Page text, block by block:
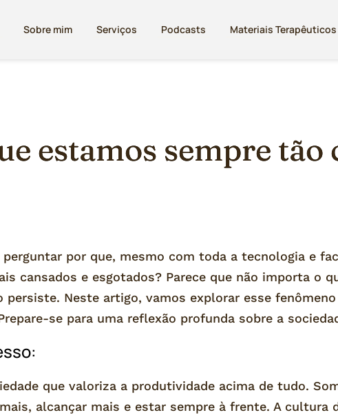
Sobre mim Serviços Podcasts Materiais Terapêuticos
estamos sempre tão
perguntar por que, mesmo com toda a tecnologia e
cansados e esgotados? Parece que não importa o
persiste. Neste artigo, vamos explorar esse
se para uma reflexão profunda sobre a
que valoriza a produtividade acima de tudo.
alcançar mais e estar sempre à frente. A cultura